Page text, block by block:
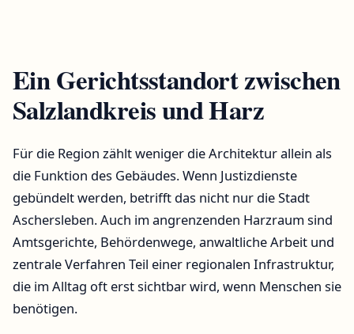
Ein Gerichtsstandort zwischen
Salzlandkreis und Harz
Für die Region zählt weniger die Architektur allein als
die Funktion des Gebäudes. Wenn Justizdienste
gebündelt werden, betrifft das nicht nur die Stadt
Aschersleben. Auch im angrenzenden Harzraum sind
Amtsgerichte, Behördenwege, anwaltliche Arbeit und
zentrale Verfahren Teil einer regionalen Infrastruktur,
die im Alltag oft erst sichtbar wird, wenn Menschen sie
benötigen.